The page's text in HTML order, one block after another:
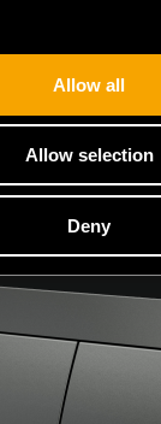
Allow all
Allow selection
Deny